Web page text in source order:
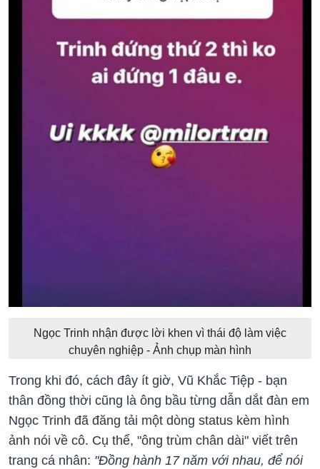
Ngọc Trinh nhận được lời khen vì thái độ làm việc
chuyên nghiệp - Ảnh chụp màn hình
Trong khi đó, cách đây ít giờ, Vũ Khắc Tiệp - bạn
thân đồng thời cũng là ông bầu từng dẫn dắt đàn em
Ngọc Trinh đã đăng tải một dòng status kèm hình
ảnh nói về cô. Cụ thể, "ông trùm chân dài" viết trên
trang cá nhân: "Đồng hành 17 năm với nhau, để nói